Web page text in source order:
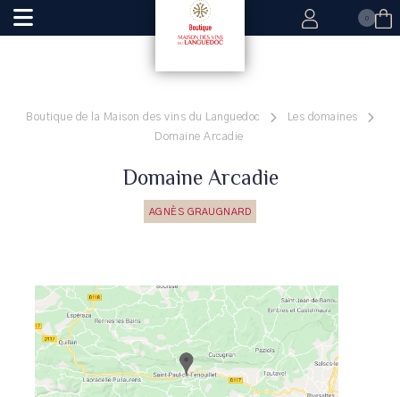
0
Boutique de la Maison des vins du Languedoc
Les domaines
Domaine Arcadie
Domaine Arcadie
AGNÈS GRAUGNARD